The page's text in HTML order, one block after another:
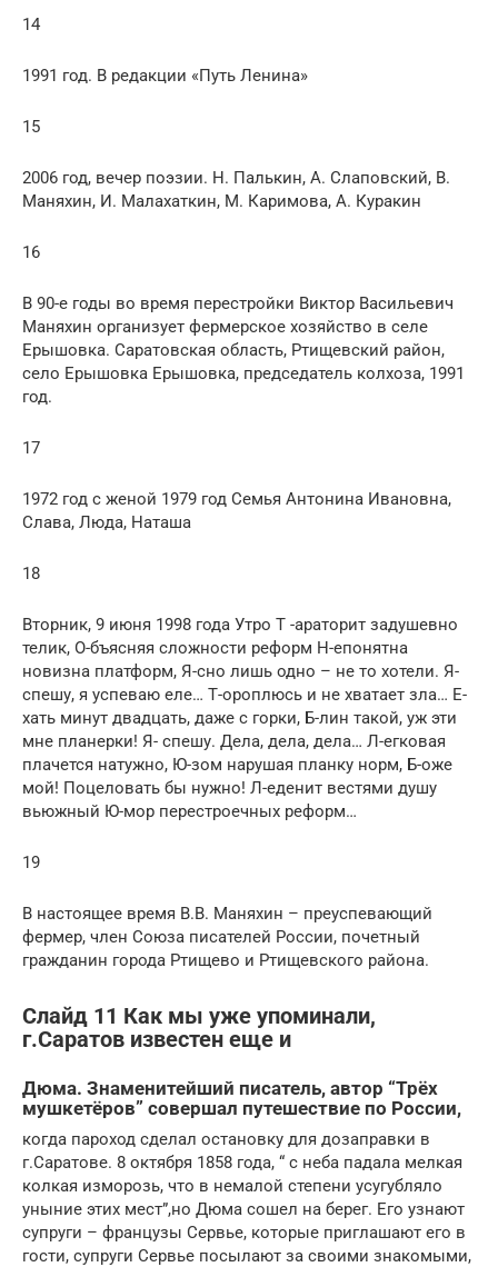
14
1991 год. В редакции «Путь Ленина»
15
2006 год, вечер поэзии. Н. Палькин, А. Слаповский, В.
Маняхин, И. Малахаткин, М. Каримова, А. Куракин
16
В 90-е годы во время перестройки Виктор Васильевич
Маняхин организует фермерское хозяйство в селе
Ерышовка. Саратовская область, Ртищевский район,
село Ерышовка Ерышовка, председатель колхоза, 1991
год.
17
1972 год с женой 1979 год Семья Антонина Ивановна,
Слава, Люда, Наташа
18
Вторник, 9 июня 1998 года Утро Т -араторит задушевно
телик, О-бъясняя сложности реформ Н-епонятна
новизна платформ, Я-сно лишь одно – не то хотели. Я-
спешу, я успеваю еле… Т-ороплюсь и не хватает зла… Е-
хать минут двадцать, даже с горки, Б-лин такой, уж эти
мне планерки! Я- спешу. Дела, дела, дела… Л-егковая
плачется натужно, Ю-зом нарушая планку норм, Б-оже
мой! Поцеловать бы нужно! Л-еденит вестями душу
вьюжный Ю-мор перестроечных реформ…
19
В настоящее время В.В. Маняхин – преуспевающий
фермер, член Союза писателей России, почетный
гражданин города Ртищево и Ртищевского района.
Слайд 11 Как мы уже упоминали,
г.Саратов известен еще и
Дюма. Знаменитейший писатель, автор “Трёх
мушкетёров” совершал путешествие по России,
когда пароход сделал остановку для дозаправки в
г.Саратове. 8 октября 1858 года, “ с неба падала мелкая
колкая изморозь, что в немалой степени усугубляло
уныние этих мест”,но Дюма сошел на берег. Его узнают
супруги – французы Сервье, которые приглашают его в
гости, супруги Сервье посылают за своими знакомыми,